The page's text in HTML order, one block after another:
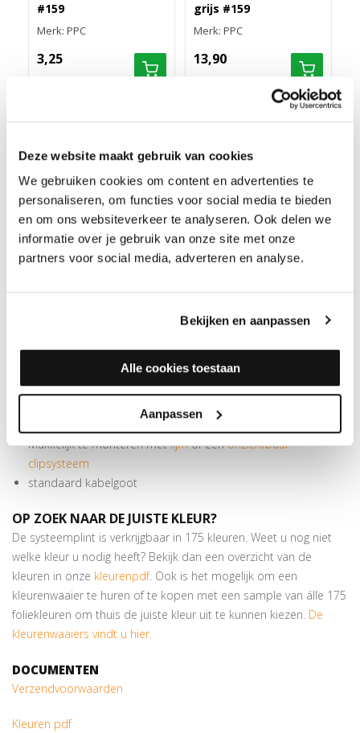
Deze website maakt gebruik van cookies
We gebruiken cookies om content en advertenties te
personaliseren, om functies voor social media te bieden
en om ons websiteverkeer te analyseren. Ook delen we
informatie over je gebruik van onze site met onze
partners voor social media, adverteren en analyse.
Bekijken en aanpassen
Alle cookies toestaan
Aanpassen
#159
Merk: PPC
3,25
grijs #159
Merk: PPC
13,90
RECHTE FOLIEPLINT 70X14 ZACHTE EIK WARM GRIJS
#159
MEER INFORMATIE RECHTE FOLIEPLINT 14X70MM
Deze strak vormgegeven plint meet 70x14 mm en is 240 cm
lang. Meer dan genoeg om de voor PVC- en laminaatvloeren
benodigde zwelruimte te overbruggen. Bij deze in meer dan 175
zagen is hierbij niet nodig. De MDF folieplint kan worden
RECHTE FOLIEPLINT 14X70MM
PEFC/FSC certificatie: FSC Mix 70%
Beschermt de muren tegen beschadigingen van stofzuigers
Makkelijk te monteren metlijmof eenonzichtbaar
clipsysteem
standaard kabelgoot
OP ZOEK NAAR DE JUISTE KLEUR?
De systeemplint is verkrijgbaar in 175 kleuren. Weet u nog niet
welke kleur u nodig heeft? Bekijk dan een overzicht van de
kleuren in onze kleurenpdf. Ook is het mogelijk om een
kleurenwaaier te huren of te kopen met een sample van álle 175
foliekleuren om thuis de juiste kleur uit te kunnen kiezen. De
kleurenwaaiers vindt u hier.
DOCUMENTEN
Verzendvoorwaarden
Kleuren pdf